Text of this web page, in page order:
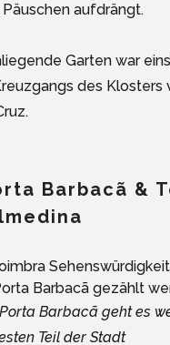
aufdrängt.
Garten war
des Klosters
Barbacã &
Barbacã geht es
Teil der Stadt